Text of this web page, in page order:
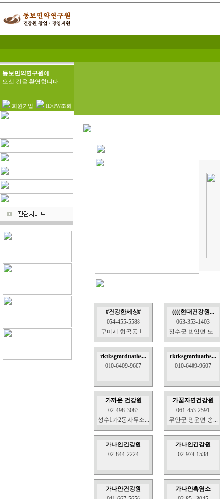
동보민약연구원에
오신 것을 환영합니다.
회원가입 ID/PW조회
#건강한세상#
054-455-5588
구미시 형곡동 1...
((((현대건강원...
063-353-1403
장수군 번암면 노...
rktksgmrduaths...
010-6409-9607
rktksgmrduaths...
010-6409-9607
가까운 건강원
02-498-3083
성수1가2동사무소...
가꿈자연건강원
061-453-2591
무안군 망운면 송...
가나안건강원
02-844-2224
가나안건강원
02-974-1538
가나안건강원
가나안흑염소